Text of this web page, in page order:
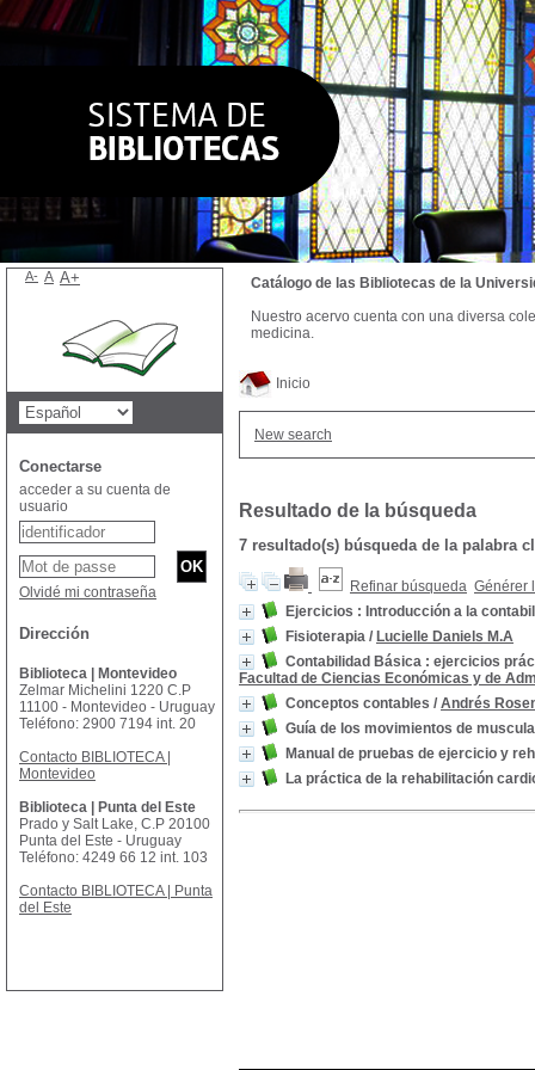
Inicio
New search
Resultado de la búsqueda
7 resultado(s) búsqueda de la palabra
Refinar búsqueda Générer
Ejercicios : Introducción a la
Fisioterapia / Lucielle Daniels M.A
Contabilidad Básica : ejercicios
Facultad de Ciencias Económicas y de
Conceptos contables / Andrés
Guía de los movimientos de
Manual de pruebas de ejercicio y
La práctica de la rehabilitación
Catálogo de las Bibliotecas de la
Nuestro acervo cuenta con una diversa
medicina.
A- A A+
Conectarse
acceder a su cuenta de
usuario
Olvidé mi contraseña
Dirección
Biblioteca | Montevideo
Zelmar Michelini 1220 C.P
11100 - Montevideo - Uruguay
Teléfono: 2900 7194 int. 20
Contacto BIBLIOTECA |
Montevideo
Biblioteca | Punta del Este
Prado y Salt Lake, C.P 20100
Punta del Este - Uruguay
Teléfono: 4249 66 12 int. 103
Contacto BIBLIOTECA | Punta
del Este